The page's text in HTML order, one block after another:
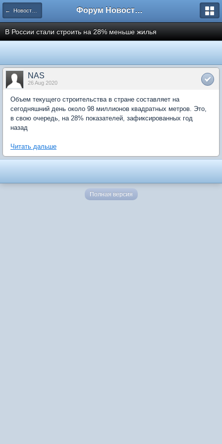
← Новости рынка недвижимости Форум Новостройки
В России стали строить на 28% меньше жилья
NAS
26 Aug 2020
Объем текущего строительства в стране составляет на
сегодняшний день около 98 миллионов квадратных метров. Это,
в свою очередь, на 28% показателей, зафиксированных год
назад
Читать дальше
Полная версия